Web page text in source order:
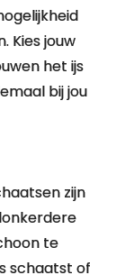
Kies jouw
het ijs
bij jou
zijn
te
schaatst of